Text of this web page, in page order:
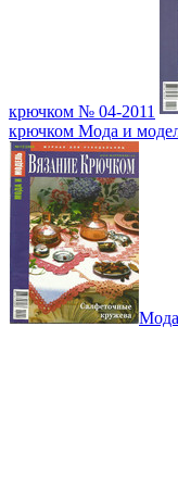
крючком № 04-2011
крючком Мода и